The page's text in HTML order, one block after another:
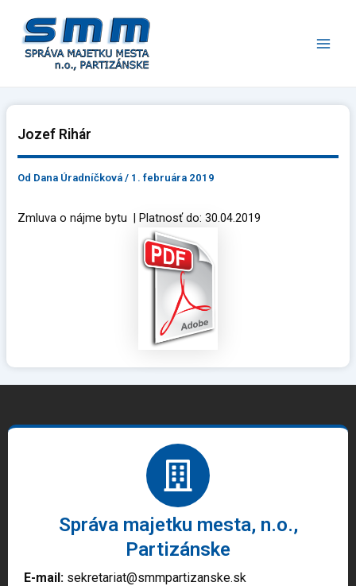
obsah
Jozef Rihár
Od Dana Úradníčková/ 1. februára 2019
Zmluva o nájme bytu | Platnosť do: 30.04.2019
Správa majetku mesta, n.o.,
Partizánske
E-mail: sekretariat@smmpartizanske.sk